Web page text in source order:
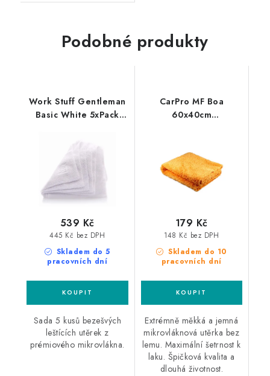
Podobné produkty
Work Stuff Gentleman
Basic White 5xPack
bílé 5ks
Skladem do 5
pracovních dní
445 Kč bez DPH
539 Kč
Sada 5 kusů bezešvých
leštících utěrek z
prémiového mikrovlákna.
CarPro MF Boa
60x40cm
Skladem do 10
pracovních dní
148 Kč bez DPH
179 Kč
Extrémně měkká a jemná
mikrovláknová utěrka bez
lemu. Maximální šetrnost k
laku. Špičková kvalita a
dlouhá životnost.